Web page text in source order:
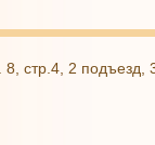
8, стр.4, 2